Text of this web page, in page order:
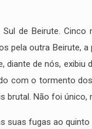
de Beirute. Cinco
pela outra Beirute, a
de nós, exibiu
com o tormento
brutal. Não foi único,
suas fugas ao